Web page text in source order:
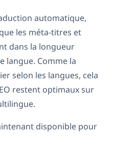
automatique,
les méta-titres et
dans la longueur
langue. Comme la
selon les langues, cela
restent optimaux sur
disponible pour